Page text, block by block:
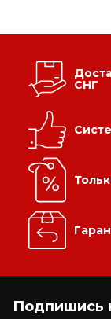
Щит
АнтиТок
СНГ
Подпишись